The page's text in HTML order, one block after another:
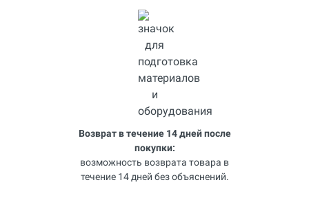
Возврат в течение 14 дней после
покупки:
возможность возврата товара в
течение 14 дней без объяснений.